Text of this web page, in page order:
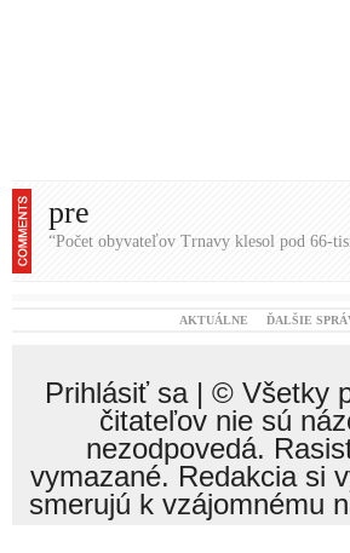
pre
“Počet obyvateľov Trnavy klesol pod 66-
AKTUÁLNE ĎALŠIE
Prihlásiť sa| © Všetky
čitateľov nie sú
nezodpovedá.
vymazané. Redakcia si
smerujú k vzájomnému